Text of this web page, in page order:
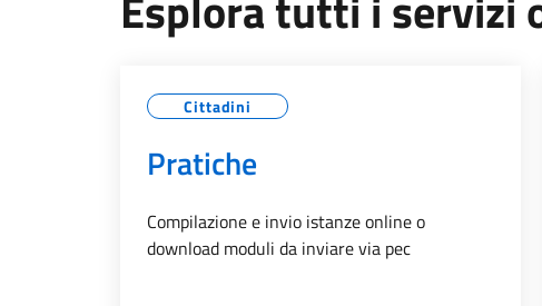
Cittadini
Pratiche
Compilazione e invio istanze online o
download moduli da inviare via pec